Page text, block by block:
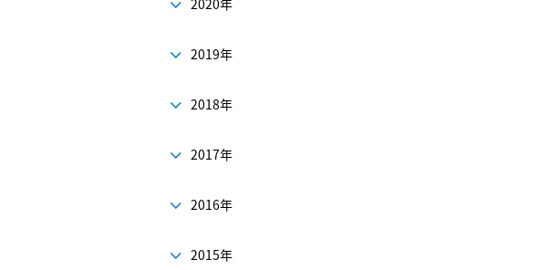
2020年
2019年
2018年
2017年
2016年
2015年